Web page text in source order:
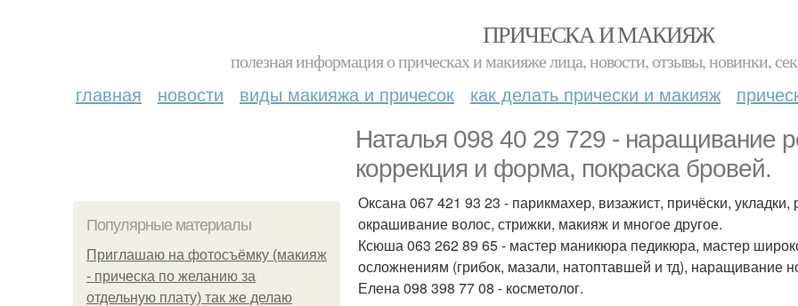
ПРИЧЕСКА И МАКИЯЖ
полезная информация о прическах и макияже лица, новости, отзывы, новинки,
главная новости виды макияжа и причесок как делать прически и макияж
Наталья 098 40 29 729 - наращивание
коррекция и форма, покраска бровей.
Популярные материалы
Приглашаю на фотосъёмку (макияж
- прическа по желанию за
отдельную плату) так же делаю
Оксана 067 421 93 23 - парикмахер, визажист, причёски,
окрашивание волос, стрижки, макияж и многое другое.
Ксюша 063 262 89 65 - мастер маникюра педикюра, мастер
осложнениям (грибок, мазали, натоптавшей и тд), наращивание
Елена 098 398 77 08 - косметолог.